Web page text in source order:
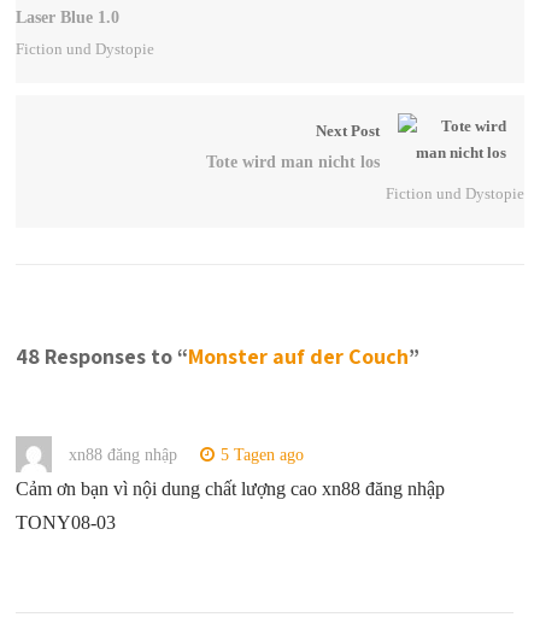
Laser Blue 1.0
Fiction und Dystopie
Next Post
Tote wird man nicht los
Fiction und Dystopie
48 Responses to “Monster auf der Couch”
xn88 đăng nhập 5 Tagen ago
Cảm ơn bạn vì nội dung chất lượng cao xn88 đăng nhập
TONY08-03